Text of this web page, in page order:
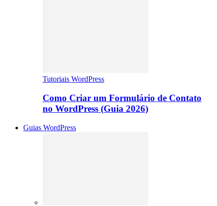
Tutoriais WordPress
Como Criar um Formulário de Contato
no WordPress (Guia 2026)
Guias WordPress